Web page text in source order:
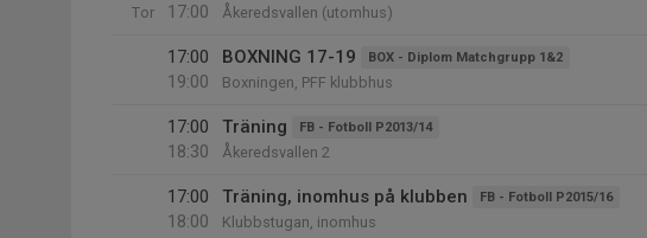
Tor
17:00
Åkeredsvallen (utomhus)
17:00
19:00
BOXNING 17-19 BOX - Diplom Matchgrupp 1&2
Boxningen, PFF klubbhus
17:00
18:30
Träning FB - Fotboll P2013/14
Åkeredsvallen 2
17:00
18:00
Träning, inomhus på klubben FB - Fotboll P2015/16
Klubbstugan, inomhus